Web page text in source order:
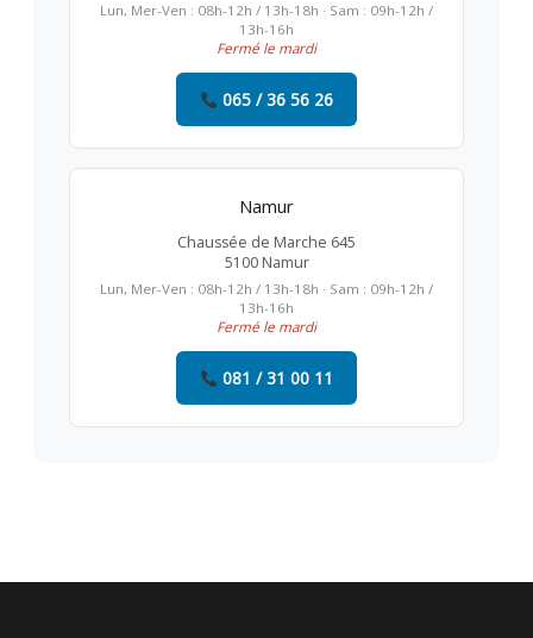
Lun, Mer-Ven : 08h-12h / 13h-18h · Sam : 09h-12h /
13h-16h
Fermé le mardi
065 / 36 56 26
Namur
Chaussée de Marche 645
5100 Namur
Lun, Mer-Ven : 08h-12h / 13h-18h · Sam : 09h-12h /
13h-16h
Fermé le mardi
081 / 31 00 11